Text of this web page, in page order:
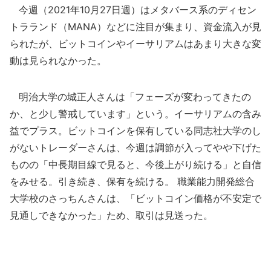
今週（2021年10月27日週）はメタバース系のディセン
トラランド（MANA）などに注目が集まり、資金流入が見
られたが、ビットコインやイーサリアムはあまり大きな変
動は見られなかった。
明治大学の城正人さんは「フェーズが変わってきたの
か、と少し警戒しています」という。イーサリアムの含み
益でプラス。ビットコインを保有している同志社大学のし
がないトレーダーさんは、今週は調節が入ってやや下げた
ものの「中長期目線で見ると、今後上がり続ける」と自信
をみせる。引き続き、保有を続ける。 職業能力開発総合
大学校のさっちんさんは、「ビットコイン価格が不安定で
見通しできなかった」ため、取引は見送った。